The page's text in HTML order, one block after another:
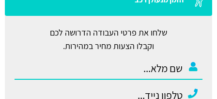
שלחו את פרטי העבודה הדרושה לכם
וקבלו הצעות מחיר במהירות.